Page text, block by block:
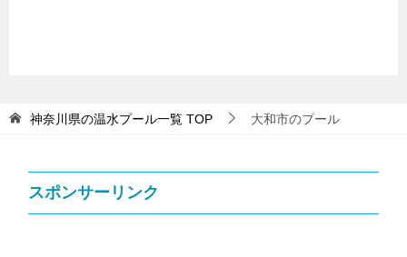
神奈川県の温水プール一覧 TOP 大和市のプール
スポンサーリンク